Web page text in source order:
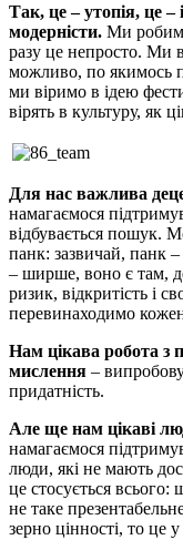
Так, це – утопія, це –
модерністи. Ми
разу це непросто. Ми
можливо, по якимось
ми віримо в ідею
вірять в культуру, як
Для нас важлива
намагаємося
відбувається пошук.
панк: зазвичай, панк
– ширше, воно є там,
ризик, відкритість і
перевинаходимо
Нам цікава робота з
мислення –
придатність.
Але ще нам цікаві
намагаємося
люди, які не мають
це стосується всього:
не таке
зерно цінності, то це